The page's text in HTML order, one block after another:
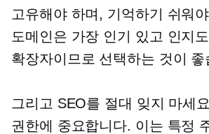
고유해야 하며, 기억하기 쉬워
도메인은 가장 인기 있고 인지
확장자이므로 선택하는 것이 좋
그리고 SEO를 절대 잊지 마세
권한에 중요합니다. 이는 특정